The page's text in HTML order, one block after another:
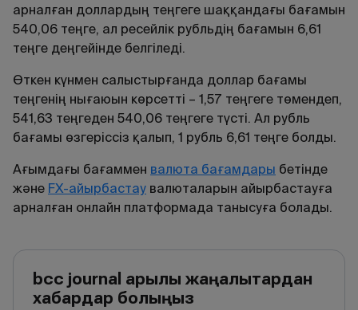
арналған доллардың теңгеге шаққандағы бағамын
540,06 теңге, ал ресейлік рубльдің бағамын 6,61
теңге деңгейінде белгіледі.
Өткен күнмен салыстырғанда доллар бағамы
теңгенің нығаюын көрсетті – 1,57 теңгеге төмендеп,
541,63 теңгеден 540,06 теңгеге түсті. Ал рубль
бағамы өзгеріссіз қалып, 1 рубль 6,61 теңге болды.
Ағымдағы бағаммен валюта бағамдары бетінде
және FX-айырбастау валюталарын айырбастауға
арналған онлайн платформада танысуға болады.
bcc journal арқылы жаңалықтардан
хабардар болыңыз